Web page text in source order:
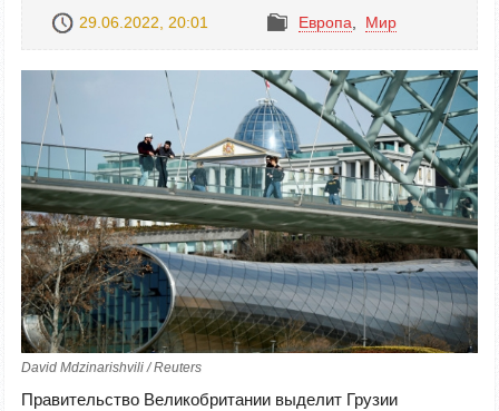
29.06.2022, 20:01 Европа Mир
David Mdzinarishvili / Reuters
Правительство Великобритании выделит Грузии